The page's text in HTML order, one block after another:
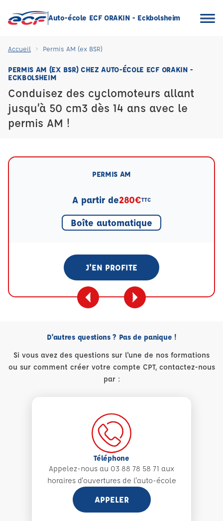
Auto-école ECF ORAKIN - Eckbolsheim
Accueil Permis AM (ex BSR)
PERMIS AM (EX BSR) CHEZ AUTO-ÉCOLE ECF ORAKIN -
ECKBOLSHEIM
Conduisez des cyclomoteurs allant
jusqu’à 50 cm3 dès 14 ans avec le
permis AM !
PERMIS AM
A partir de280€TTC
Boîte automatique
J'EN PROFITE
D'autres questions ? Pas de panique !
Si vous avez des questions sur l'une de nos formations
ou sur comment créer votre compte CPT, contactez-nous
par :
Téléphone
Appelez-nous au 03 88 78 58 71 aux
horaires d'ouvertures de l'auto-école
APPELER